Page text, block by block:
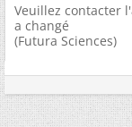
Veuillez contacter
a changé
(Futura Sciences)